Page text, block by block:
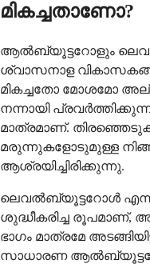
മികച്ചതാണോ?
ആൽബ്യൂട്ടറോളും
ശ്വാസനാള
മികച്ചതോ മോശമോ
നന്നായി
മാത്രമാണ്.
മരുന്നുകളോടുമുള്ള
ആശ്രയിച്ചിരിക്കുന്നു.
ലെവൽബ്യൂട്ടറോൾ
ശുദ്ധീകരിച്ച രൂപമാണ്,
ഭാഗം മാത്രമേ
സാധാരണ